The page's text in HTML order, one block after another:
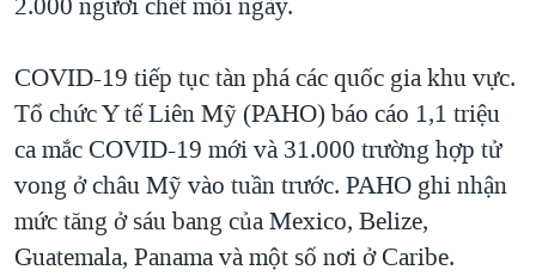
COVID-19 tiếp tục tàn phá các quốc gia khu vực.
Tổ chức Y tế Liên Mỹ (PAHO) báo cáo 1,1 triệu
ca mắc COVID-19 mới và 31.000 trường hợp tử
vong ở châu Mỹ vào tuần trước. PAHO ghi nhận
mức tăng ở sáu bang của Mexico, Belize,
Guatemala, Panama và một số nơi ở Caribe.